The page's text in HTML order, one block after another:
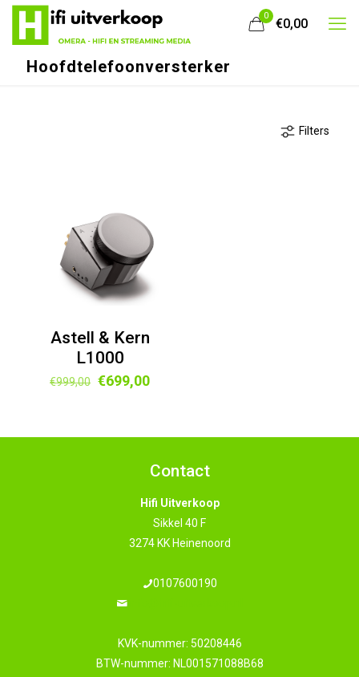
0
€0,00
Hoofdtelefoonversterker
Filters
Astell & Kern
L1000
€999,00 Oorspronkelijke
€999,00.
€699,00Huidige
€699,00.
Contact
Hifi Uitverkoop
Sikkel 40 F
3274 KK Heinenoord
0107600190
KVK-nummer: 50208446
BTW-nummer: NL001571088B68